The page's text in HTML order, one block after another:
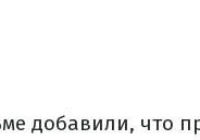
добавили, что